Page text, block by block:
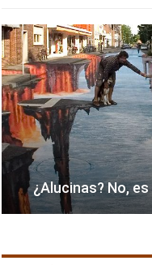
¿Alucinas? No,